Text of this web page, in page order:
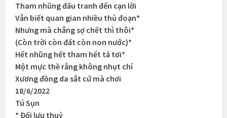
Tham nhũng đấu tranh đến cạn lời
Vẫn biết quan gian nhiều thủ đoạn*
Nhưng mà chẳng sợ chết thì thôi*
(Còn trời còn đất còn non nước)*
Hết nhũng hết tham hết tả tơi*
Một mực thề rằng không nhụt chí
Xương đồng da sắt cứ mà chơi
18/6/2022
Tú Sụn
* Đối lưu thuỷ